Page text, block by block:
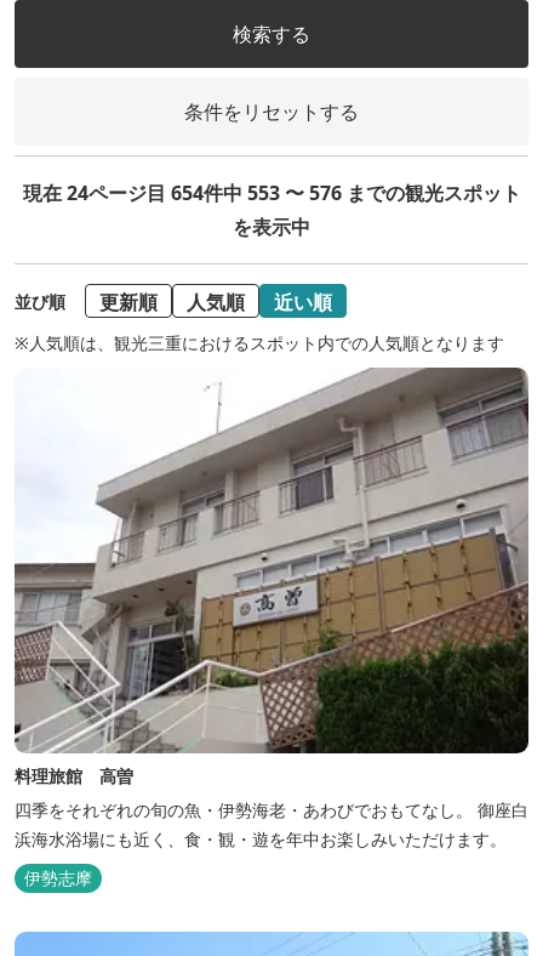
検索する
条件をリセットする
現在 24ページ目 654件中 553 〜 576 までの観光スポット
を表示中
並び順 更新順 人気順 近い順
※人気順は、観光三重におけるスポット内での人気順となります
料理旅館 高曽
四季をそれぞれの旬の魚・伊勢海老・あわびでおもてなし。 御座白
浜海水浴場にも近く、食・観・遊を年中お楽しみいただけます。
伊勢志摩